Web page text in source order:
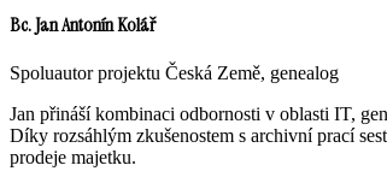
Bc. Jan Antonín Kolář
Spoluautor projektu Česká Země, genealog
Jan přináší kombinaci odbornosti v oblasti IT,
Díky rozsáhlým zkušenostem s archivní prací
prodeje majetku.